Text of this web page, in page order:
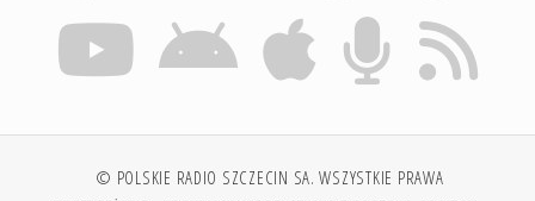
© POLSKIE RADIO SZCZECIN SA. WSZYSTKIE PRAWA